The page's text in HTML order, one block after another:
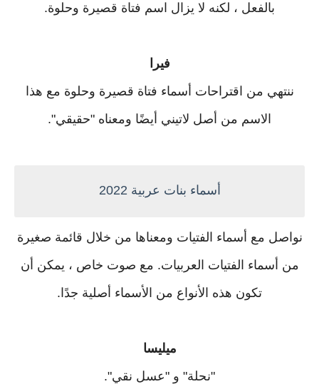
بالفعل ، لكنه لا يزال اسم فتاة قصيرة وحلوة.
فيرا
ننتهي من اقتراحات أسماء فتاة قصيرة وحلوة مع هذا
الاسم من أصل لاتيني أيضًا ومعناه "حقيقي".
أسماء بنات عربية 2022
نواصل مع أسماء الفتيات ومعناها من خلال قائمة صغيرة
من أسماء الفتيات العربيات. مع صوت خاص ، يمكن أن
تكون هذه الأنواع من الأسماء أصلية جدًا.
ميليسا
"نحلة" و "عسل نقي".